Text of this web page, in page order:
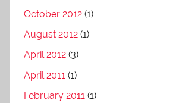
October 2012 (1)
August 2012 (1)
April 2012 (3)
April 2011 (1)
February 2011 (1)